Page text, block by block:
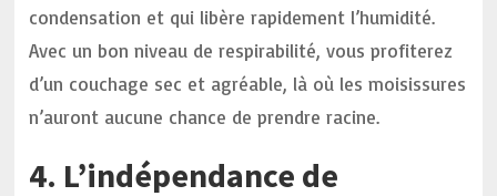
condensation et qui libère rapidement l’humidité.
Avec un bon niveau de respirabilité, vous profiterez
d’un couchage sec et agréable, là où les moisissures
n’auront aucune chance de prendre racine.
4. L’indépendance de